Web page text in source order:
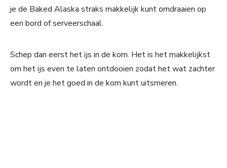
je de Baked Alaska straks makkelijk kunt omdraaien op
een bord of serveerschaal.
Schep dan eerst het ijs in de kom. Het is het makkelijkst
om het ijs even te laten ontdooien zodat het wat zachter
wordt en je het goed in de kom kunt uitsmeren.